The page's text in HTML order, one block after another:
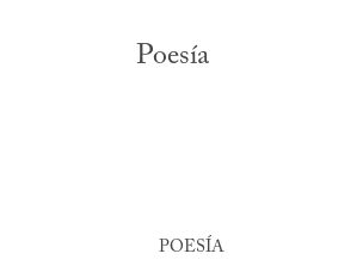
Poesía
POESÍA